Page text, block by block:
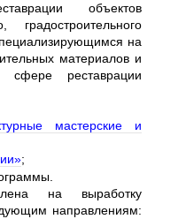
объектов
градостроительного
на
материалов и
сфере реставрации
мастерские и
;
на выработку
направлениям: